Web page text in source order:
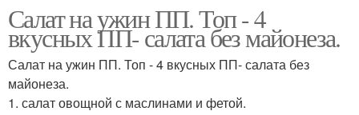
Салат на ужин ПП. Топ - 4
вкусных ПП- салата без майонеза.
Салат на ужин ПП. Топ - 4 вкусных ПП- салата без
майонеза.
1. салат овощной с маслинами и фетой.